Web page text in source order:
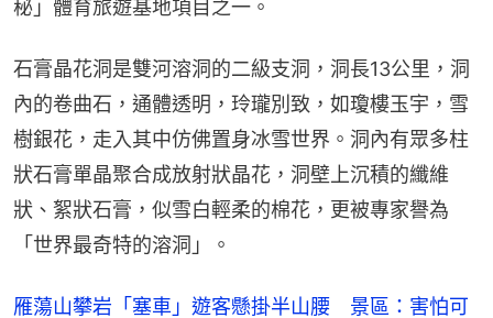
秘」體育旅遊基地項目之一。
石膏晶花洞是雙河溶洞的二級支洞，洞長13公里，洞
內的卷曲石，通體透明，玲瓏別致，如瓊樓玉宇，雪
樹銀花，走入其中仿佛置身冰雪世界。洞內有眾多柱
狀石膏單晶聚合成放射狀晶花，洞壁上沉積的纖維
狀、絮狀石膏，似雪白輕柔的棉花，更被專家譽為
「世界最奇特的溶洞」。
雁蕩山攀岩「塞車」遊客懸掛半山腰 景區：害怕可